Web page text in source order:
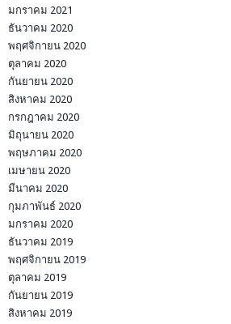
มกราคม 2021
ธันวาคม 2020
พฤศจิกายน 2020
ตุลาคม 2020
กันยายน 2020
สิงหาคม 2020
กรกฎาคม 2020
มิถุนายน 2020
พฤษภาคม 2020
เมษายน 2020
มีนาคม 2020
กุมภาพันธ์ 2020
มกราคม 2020
ธันวาคม 2019
พฤศจิกายน 2019
ตุลาคม 2019
กันยายน 2019
สิงหาคม 2019